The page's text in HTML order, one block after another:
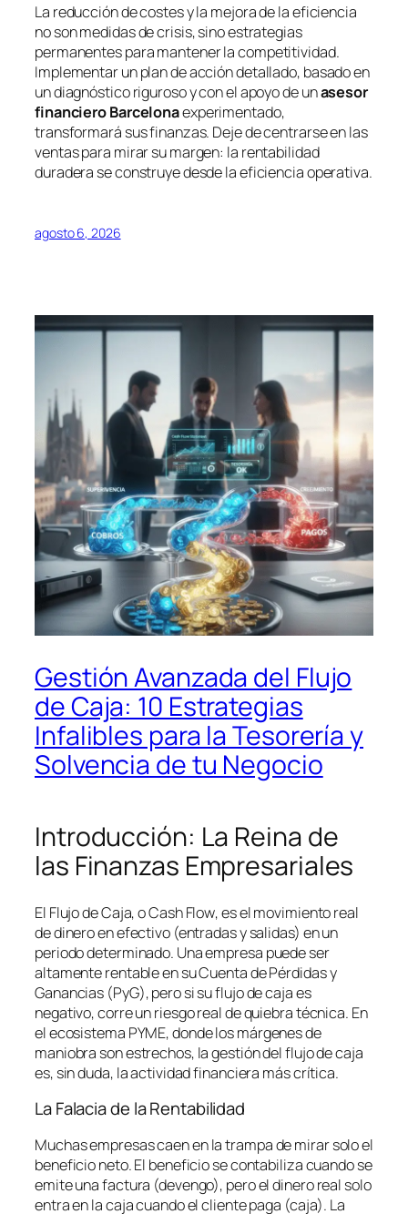
La reducción de costes y la mejora de la eficiencia
no son medidas de crisis, sino estrategias
permanentes para mantener la competitividad.
Implementar un plan de acción detallado, basado en
un diagnóstico riguroso y con el apoyo de unasesor
financiero Barcelonaexperimentado,
transformará sus finanzas. Deje de centrarse en las
ventas para mirar su margen: la rentabilidad
duradera se construye desde la eficiencia operativa.
agosto 6, 2026
Gestión Avanzada del Flujo
de Caja: 10 Estrategias
Infalibles para la Tesorería y
Solvencia de tu Negocio
Introducción: La Reina de
las Finanzas Empresariales
El Flujo de Caja, oCash Flow, es el movimiento real
de dinero en efectivo (entradas y salidas) en un
periodo determinado. Una empresa puede ser
altamente rentable en su Cuenta de Pérdidas y
Ganancias (PyG), pero si su flujo de caja es
negativo, corre un riesgo real de quiebra técnica. En
el ecosistema PYME, donde los márgenes de
maniobra son estrechos, la gestión del flujo de caja
es, sin duda, la actividad financiera más crítica.
La Falacia de la Rentabilidad
Muchas empresas caen en la trampa de mirar solo el
beneficio neto. El beneficio se contabiliza cuando se
emite una factura (devengo), pero el dinero real solo
entra en la caja cuando el cliente paga (caja). La